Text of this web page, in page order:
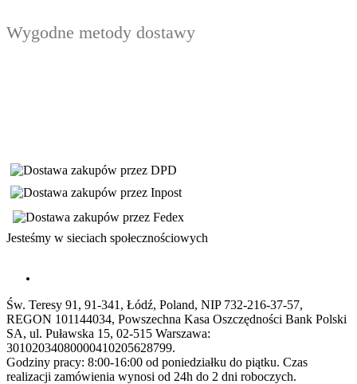
Wygodne metody dostawy
Jesteśmy w sieciach społecznościowych
Św. Teresy 91, 91-341, Łódź, Poland, NIP 732-216-37-57,
REGON 101144034, Powszechna Kasa Oszczędności Bank Polski
SA, ul. Puławska 15, 02-515 Warszawa:
30102034080000410205628799.
Godziny pracy: 8:00-16:00 od poniedziałku do piątku. Czas
realizacji zamówienia wynosi od 24h do 2 dni roboczych.